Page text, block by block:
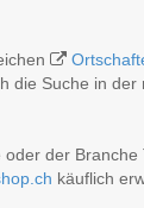
die Suche in
der
käuflich